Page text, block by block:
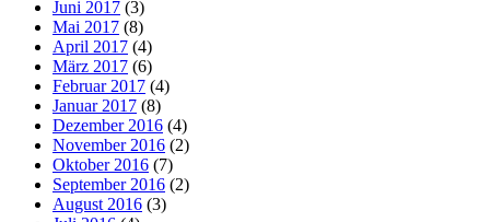
Juni 2017 (3)
Mai 2017 (8)
April 2017 (4)
März 2017 (6)
Februar 2017 (4)
Januar 2017 (8)
Dezember 2016 (4)
November 2016 (2)
Oktober 2016 (7)
September 2016 (2)
August 2016 (3)